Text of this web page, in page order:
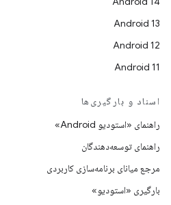
Android 13
Android 12
Android 11
اسناد و بارگیری‌ها
راهنمای «استودیو Android»
راهنمای توسعه‌دهندگان
مرجع میانای برنامه‌سازی کاربردی
بارگیری «استودیو»